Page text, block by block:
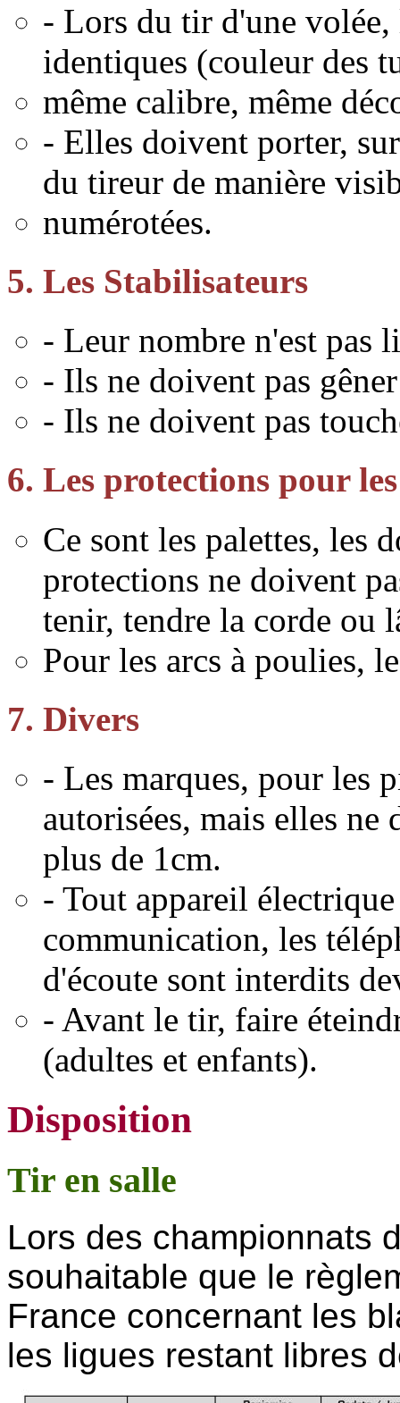
- Lors du tir d'une
identiques (couleur des
même calibre, même
- Elles doivent porter,
du tireur de manière
numérotées.
5. Les Stabilisateurs
- Leur nombre n'est pas
- Ils ne doivent pas
- Ils ne doivent pas
6. Les protections pour
Ce sont les palettes, les
protections ne doivent
tenir, tendre la corde ou
Pour les arcs à poulies,
7. Divers
- Les marques, pour les
autorisées, mais elles ne
plus de 1cm.
- Tout appareil
communication, les
d'écoute sont interdits
- Avant le tir, faire
(adultes et enfants).
Disposition
Tir en salle
Lors des championnats
souhaitable que le
France concernant les
les ligues restant libres